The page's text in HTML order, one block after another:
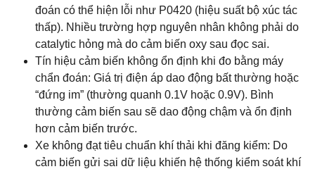
đoán có thể hiện lỗi như P0420 (hiệu suất bộ xúc tác
thấp). Nhiều trường hợp nguyên nhân không phải do
catalytic hỏng mà do cảm biến oxy sau đọc sai.
Tín hiệu cảm biến không ổn định khi đo bằng máy
chẩn đoán: Giá trị điện áp dao động bất thường hoặc
“đứng im” (thường quanh 0.1V hoặc 0.9V). Bình
thường cảm biến sau sẽ dao động chậm và ổn định
hơn cảm biến trước.
Xe không đạt tiêu chuẩn khí thải khi đăng kiểm: Do
cảm biến gửi sai dữ liệu khiến hệ thống kiểm soát khí